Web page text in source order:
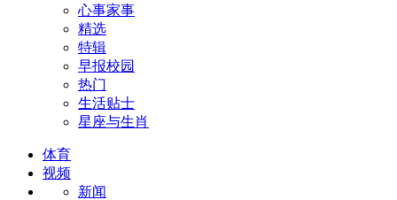
心事家事
精选
特辑
早报校园
热门
生活贴士
星座与生肖
体育
视频
新闻